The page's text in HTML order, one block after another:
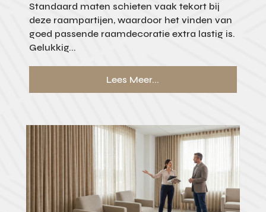
Standaard maten schieten vaak tekort bij
deze raampartijen, waardoor het vinden van
goed passende raamdecoratie extra lastig is.
Gelukkig...
Lees Meer...